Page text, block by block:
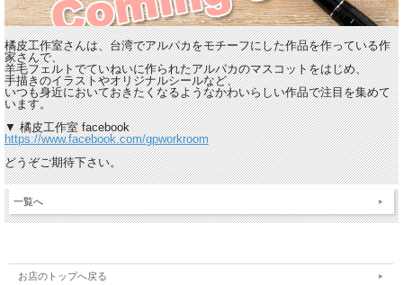
橘皮工作室さんは、台湾でアルパカをモチーフにした作品を作っている作
家さんで、
羊毛フェルトでていねいに作られたアルパカのマスコットをはじめ、
手描きのイラストやオリジナルシールなど、
いつも身近においておきたくなるようなかわいらしい作品で注目を集めて
います。
▼ 橘皮工作室 facebook
https://www.facebook.com/gpworkroom
どうぞご期待下さい。
一覧へ
お店のトップへ戻る